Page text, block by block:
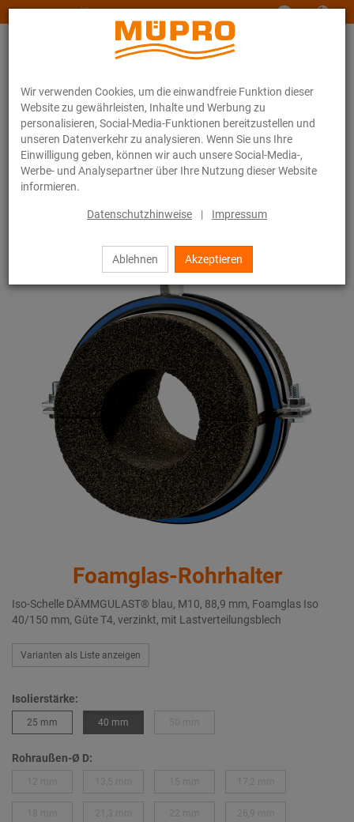
Wir verwenden Cookies, um die einwandfreie Funktion dieser
Website zu gewährleisten, Inhalte und Werbung zu
personalisieren, Social-Media-Funktionen bereitzustellen und
unseren Datenverkehr zu analysieren. Wenn Sie uns Ihre
Einwilligung geben, können wir auch unsere Social-Media-,
Werbe- und Analysepartner über Ihre Nutzung dieser Website
informieren.
Datenschutzhinweise | Impressum
Ablehnen Akzeptieren
www.muepro-maritim.com
Online-Katalog Befestigungstechnik
Rohrschellen
Foamglas-Rohrhalter
Foamglas-Rohrhalter
Iso-Schelle DÄMMGULAST® blau, M10, 88,9 mm, Foamglas Iso
40/150 mm, Güte T4, verzinkt, mit Lastverteilungsblech
Varianten als Liste anzeigen
Isolierstärke:
25 mm 40 mm
Rohraußen-Ø D: